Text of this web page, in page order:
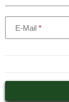
E-Mail